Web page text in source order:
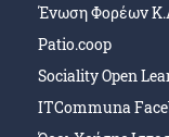
Ένωση Φορέων
Patio.coop
Sociality Open
ITCommuna